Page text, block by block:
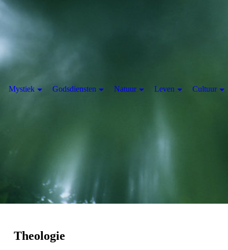
Theologie
Mystiek Godsdiensten Natuur Leven Cultuur